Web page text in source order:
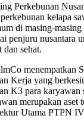
Perkebunan
kelapa
di masing-masing
penjuru nusantara
dan sehat.
menempatkan
Kerja yang
K3 para karyawan
merupakan aset
Utama PTPN